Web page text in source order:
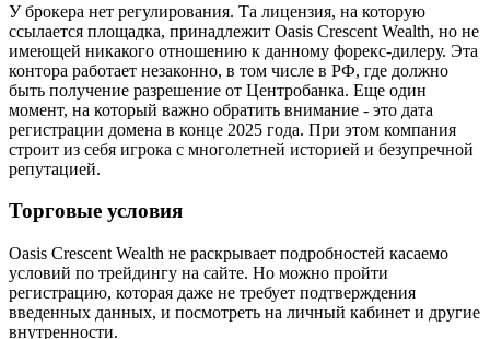
У брокера нет регулирования. Та лицензия, на которую
ссылается площадка, принадлежит Oasis Crescent Wealth, но не
имеющей никакого отношению к данному форекс-дилеру. Эта
контора работает незаконно, в том числе в РФ, где должно
быть получение разрешение от Центробанка. Еще один
момент, на который важно обратить внимание - это дата
регистрации домена в конце 2025 года. При этом компания
строит из себя игрока с многолетней историей и безупречной
репутацией.
Торговые условия
Oasis Crescent Wealth не раскрывает подробностей касаемо
условий по трейдингу на сайте. Но можно пройти
регистрацию, которая даже не требует подтверждения
введенных данных, и посмотреть на личный кабинет и другие
внутренности.